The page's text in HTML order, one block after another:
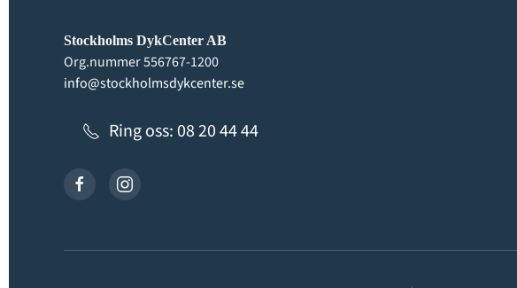
Stockholms DykCenter AB
Org.nummer 556767-1200
info@stockholmsdykcenter.se
Ring oss: 08 20 44 44